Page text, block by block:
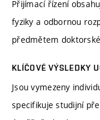
Přijímací řízení
fyziky a odbornou
předmětem
KLÍČOVÉ VÝSLEDKY
Jsou vymezeny
specifikuje studijní